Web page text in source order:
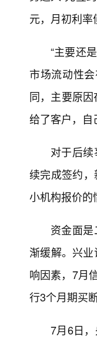
元，月初利率
“主要还
市场流动性
同，主要原
给了客户，自
对于后
续完成签约
小机构报价的
资金面
渐缓解。兴
响因素，7月
行3个月期买
7月6日